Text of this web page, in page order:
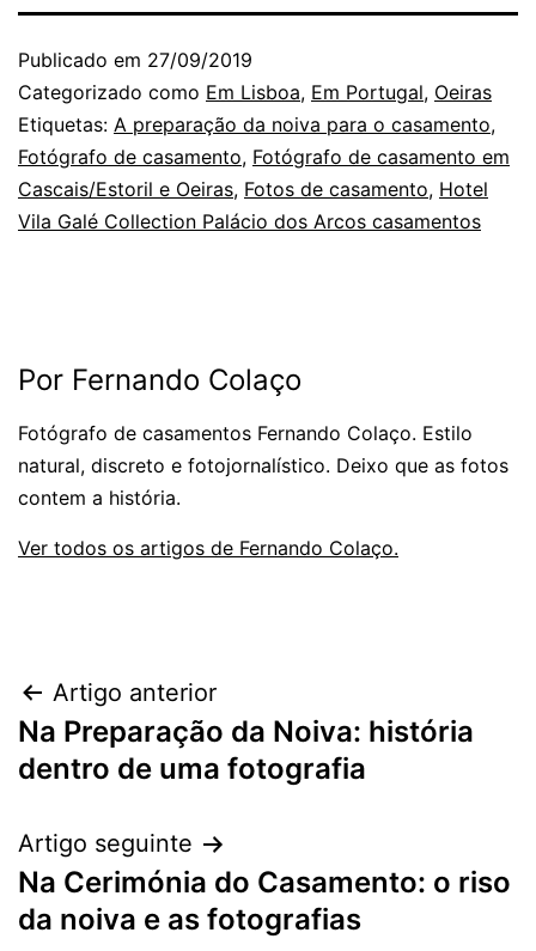
Publicado em 27/09/2019
Categorizado como Em Lisboa, Em Portugal, Oeiras
Etiquetas: A preparação da noiva para o casamento,
Fotógrafo de casamento, Fotógrafo de casamento em
Cascais/Estoril e Oeiras, Fotos de casamento, Hotel
Vila Galé Collection Palácio dos Arcos casamentos
Por Fernando Colaço
Fotógrafo de casamentos Fernando Colaço. Estilo
natural, discreto e fotojornalístico. Deixo que as fotos
contem a história.
Ver todos os artigos de Fernando Colaço.
Navegação
de
Artigo anterior
Na Preparação da Noiva: história
dentro de uma fotografia
Artigo seguinte
Na Cerimónia do Casamento: o riso
da noiva e as fotografias